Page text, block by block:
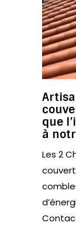
que
à
Les 2